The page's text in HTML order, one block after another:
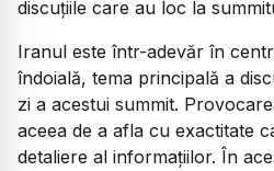
discuțiile care au loc la
Iranul este într-adevăr în
îndoială, tema principală a
zi a acestui summit.
aceea de a afla cu exactitate
detaliere al informațiilor. În